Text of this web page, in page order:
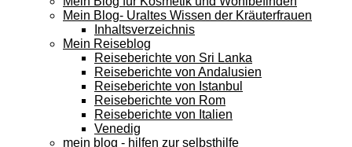
Mein Blog- Uraltes Wissen der Kräuterfrauen
Inhaltsverzeichnis
Mein Reiseblog
Reiseberichte von Sri Lanka
Reiseberichte von Andalusien
Reiseberichte von Istanbul
Reiseberichte von Rom
Reiseberichte von Italien
Venedig
mein blog - hilfen zur selbsthilfe